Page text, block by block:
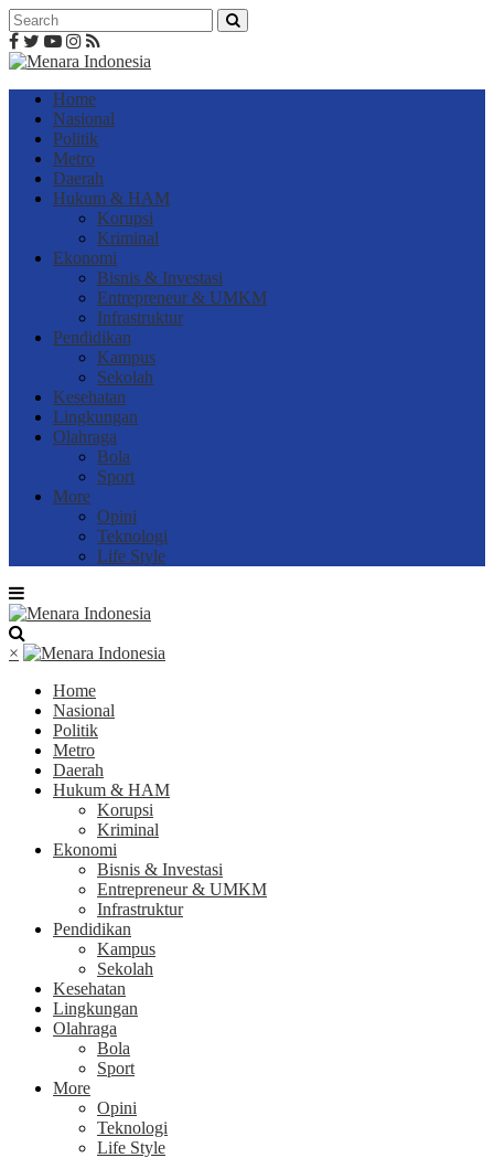
Home
Nasional
Politik
Metro
Daerah
Hukum & HAM
Korupsi
Kriminal
Ekonomi
Bisnis & Investasi
Entrepreneur & UMKM
Infrastruktur
Pendidikan
Kampus
Sekolah
Kesehatan
Lingkungan
Olahraga
Bola
Sport
More
Opini
Teknologi
Life Style
×
Home
Nasional
Politik
Metro
Daerah
Hukum & HAM
Korupsi
Kriminal
Ekonomi
Bisnis & Investasi
Entrepreneur & UMKM
Infrastruktur
Pendidikan
Kampus
Sekolah
Kesehatan
Lingkungan
Olahraga
Bola
Sport
More
Opini
Teknologi
Life Style